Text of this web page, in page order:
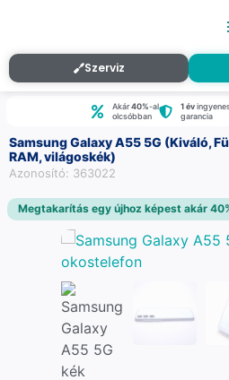
Szerviz
Akár40%-al
olcsóbban
1 év
garancia
Samsung Galaxy A55 5G (Kiváló,
RAM, világoskék)
Azonosító: 363022
Megtakarítás egy újhoz képest akár